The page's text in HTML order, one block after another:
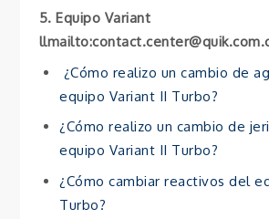
5. Equipo Variant
¿Cómo realizo un cambio de
equipo Variant II Turbo?
¿Cómo realizo un cambio de
equipo Variant II Turbo?
¿Cómo cambiar reactivos del
Turbo?